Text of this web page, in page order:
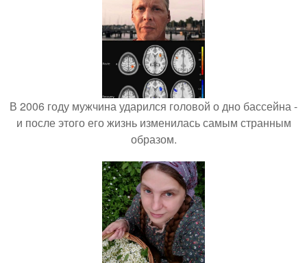
В 2006 году мужчина ударился головой о дно бассейна -
и после этого его жизнь изменилась самым странным
образом.